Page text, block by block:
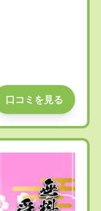
口コミを見る